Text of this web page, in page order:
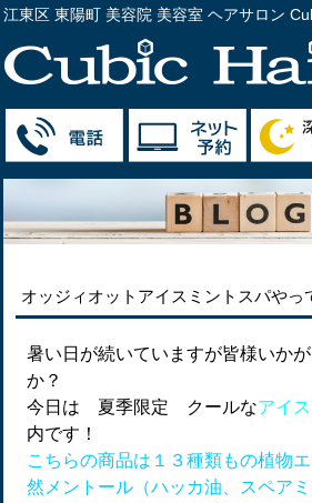
江東区 東陽町 美容院 美容室 ヘアサロン
オッジィオットアイスミントスパやっ
暑い日が続いていますが皆様いか
か？
今日は 夏季限定 クールなアイ
内です！
こちらの商品は１３種類もの植物
然メントール（ハッカ油、スペア